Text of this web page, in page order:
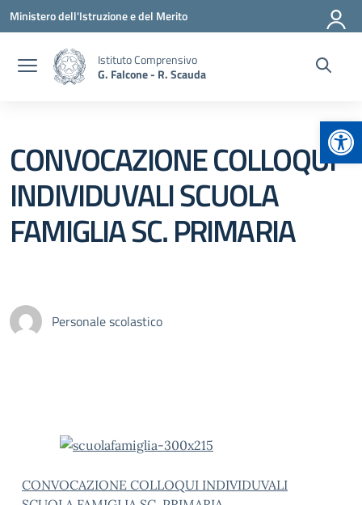
Vai ai contenuti
Vai al menu di navigazione
Vai al footer
Ministero dell'Istruzione e del Merito
Istituto Comprensivo
G. Falcone - R. Scauda
CONVOCAZIONE COLLOQUI
INDIVIDUVALI SCUOLA
FAMIGLIA SC. PRIMARIA
Personale scolastico
CONVOCAZIONE COLLOQUI INDIVIDUVALI